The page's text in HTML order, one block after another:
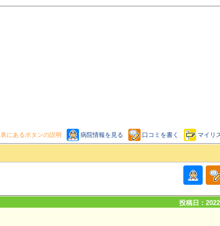
表にあるボタンの説明 病院情報を見る 口コミを書く マイリ
投稿日：